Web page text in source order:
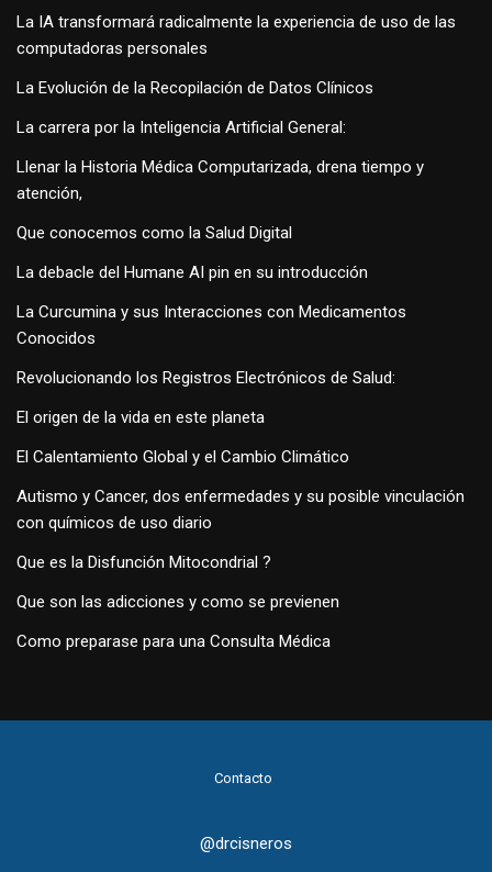
La IA transformará radicalmente la experiencia de uso de las
computadoras personales
La Evolución de la Recopilación de Datos Clínicos
La carrera por la Inteligencia Artificial General:
Llenar la Historia Médica Computarizada, drena tiempo y
atención,
Que conocemos como la Salud Digital
La debacle del Humane AI pin en su introducción
La Curcumina y sus Interacciones con Medicamentos
Conocidos
Revolucionando los Registros Electrónicos de Salud:
El origen de la vida en este planeta
El Calentamiento Global y el Cambio Climático
Autismo y Cancer, dos enfermedades y su posible vinculación
con químicos de uso diario
Que es la Disfunción Mitocondrial ?
Que son las adicciones y como se previenen
Como preparase para una Consulta Médica
Contacto
@drcisneros